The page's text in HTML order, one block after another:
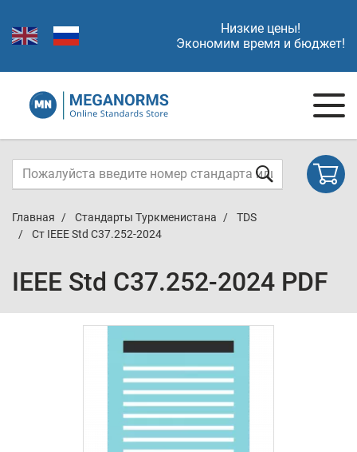
Низкие цены!
Экономим время и бюджет!
Главная Стандарты Туркменистана
TDS
Ст IEEE Std C37.252-2024
IEEE Std C37.252-2024 PDF